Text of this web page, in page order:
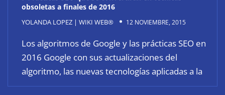
obsoletas a finales de 2016
YOLANDA LOPEZ | WIKI WEB® 12 NOVIEMBRE, 2015
Los algoritmos de Google y las prácticas SEO en
2016 Google con sus actualizaciones del
algoritmo, las nuevas tecnologías aplicadas a la